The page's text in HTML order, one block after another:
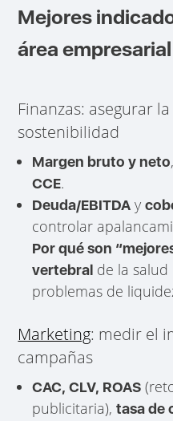
Mejores
área empresarial
Finanzas: asegurar
sostenibilidad
Margen bruto y neto,
CCE.
Deuda/EBITDA y
controlar
Por qué son
vertebral de la
problemas de
Marketing: medir el
campañas
CAC, CLV, ROAS
publicitaria),tasa de